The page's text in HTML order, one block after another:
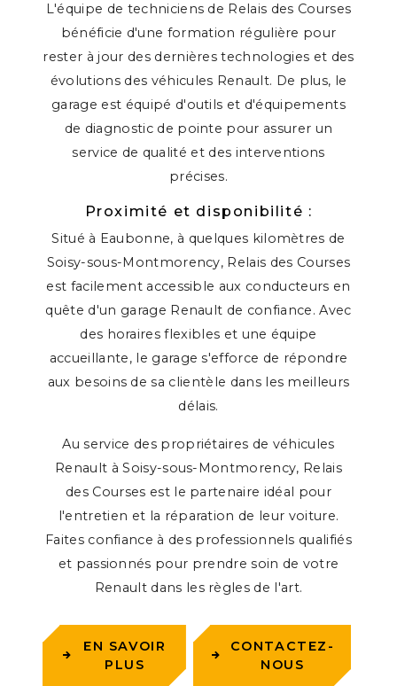
L'équipe de techniciens de Relais des Courses
bénéficie d'une formation régulière pour
rester à jour des dernières technologies et des
évolutions des véhicules Renault. De plus, le
garage est équipé d'outils et d'équipements
de diagnostic de pointe pour assurer un
service de qualité et des interventions
précises.
Proximité et disponibilité :
Situé à Eaubonne, à quelques kilomètres de
Soisy-sous-Montmorency, Relais des Courses
est facilement accessible aux conducteurs en
quête d'un garage Renault de confiance. Avec
des horaires flexibles et une équipe
accueillante, le garage s'efforce de répondre
aux besoins de sa clientèle dans les meilleurs
délais.
Au service des propriétaires de véhicules
Renault à Soisy-sous-Montmorency, Relais
des Courses est le partenaire idéal pour
l'entretien et la réparation de leur voiture.
Faites confiance à des professionnels qualifiés
et passionnés pour prendre soin de votre
Renault dans les règles de l'art.
EN SAVOIR
PLUS
CONTACTEZ-
NOUS